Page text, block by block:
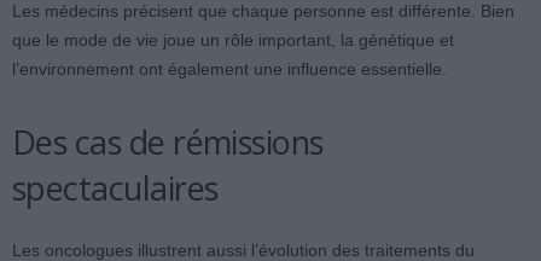
Les médecins précisent que chaque personne est différente. Bien
que le mode de vie joue un rôle important, la génétique et
l’environnement ont également une influence essentielle.
Des cas de rémissions
spectaculaires
Les oncologues illustrent aussi l’évolution des traitements du